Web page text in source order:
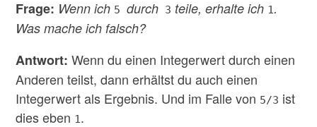
Frage: Wenn ich 5durch 3 teile, erhalte ich 1.
Was mache ich falsch?
Antwort: Wenn du einen Integerwert durch einen
Anderen teilst, dann erhältst du auch einen
Integerwert als Ergebnis. Und im Falle von 5/3 ist
dies eben 1.